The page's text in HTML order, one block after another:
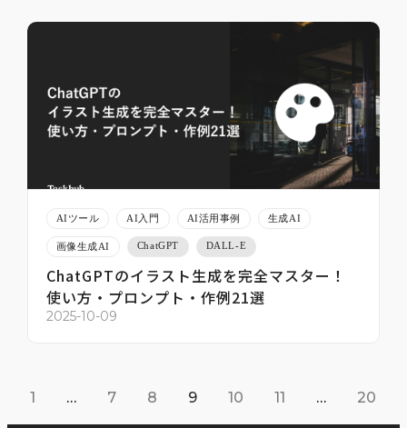
AIツール AI入門 AI活用事例 生成AI
画像生成AI ChatGPT DALL-E
ChatGPTのイラスト生成を完全マスター！
使い方・プロンプト・作例21選
2025-10-09
1 … 7 8 9 10 11 … 20